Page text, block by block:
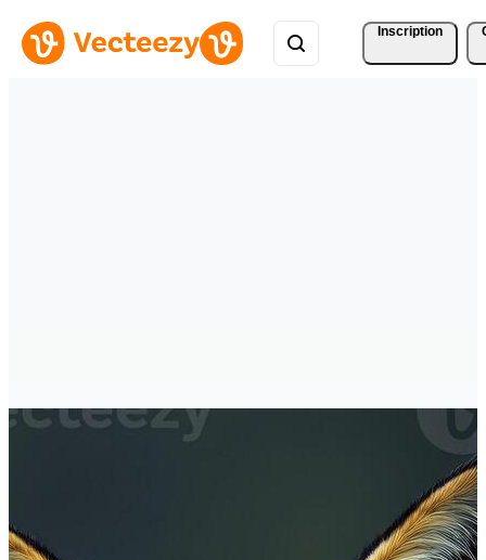
Inscription